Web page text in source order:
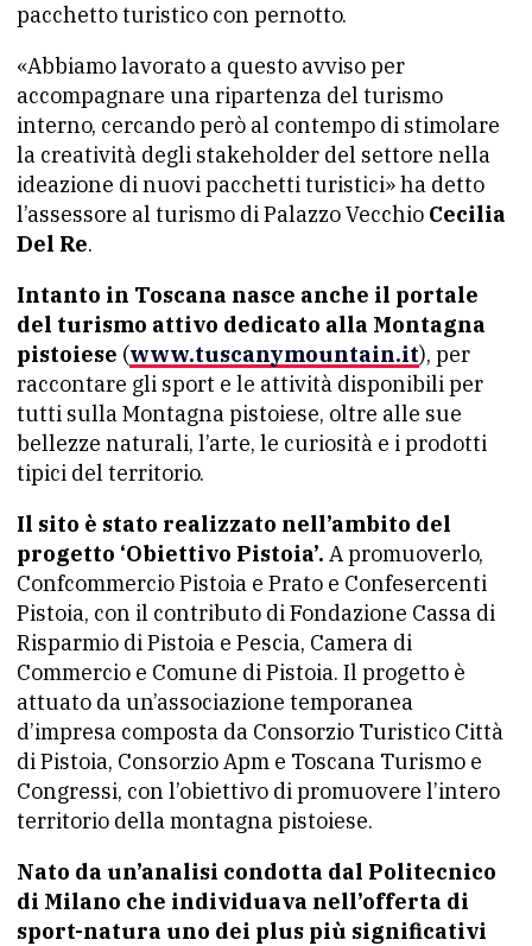
pacchetto turistico con pernotto.
«Abbiamo lavorato a questo avviso per
accompagnare una ripartenza del turismo
interno, cercando però al contempo di stimolare
la creatività degli stakeholder del settore nella
ideazione di nuovi pacchetti turistici» ha detto
l’assessore al turismo di Palazzo Vecchio Cecilia
Del Re.
Intanto in Toscana nasce anche il portale
del turismo attivo dedicato alla Montagna
pistoiese (www.tuscanymountain.it), per
raccontare gli sport e le attività disponibili per
tutti sulla Montagna pistoiese, oltre alle sue
bellezze naturali, l’arte, le curiosità e i prodotti
tipici del territorio.
Il sito è stato realizzato nell’ambito del
progetto ‘Obiettivo Pistoia’. A promuoverlo,
Confcommercio Pistoia e Prato e Confesercenti
Pistoia, con il contributo di Fondazione Cassa di
Risparmio di Pistoia e Pescia, Camera di
Commercio e Comune di Pistoia. Il progetto è
attuato da un’associazione temporanea
d’impresa composta da Consorzio Turistico Città
di Pistoia, Consorzio Apm e Toscana Turismo e
Congressi, con l’obiettivo di promuovere l’intero
territorio della montagna pistoiese.
Nato da un’analisi condotta dal Politecnico
di Milano che individuava nell’offerta di
sport-natura uno dei plus più significativi